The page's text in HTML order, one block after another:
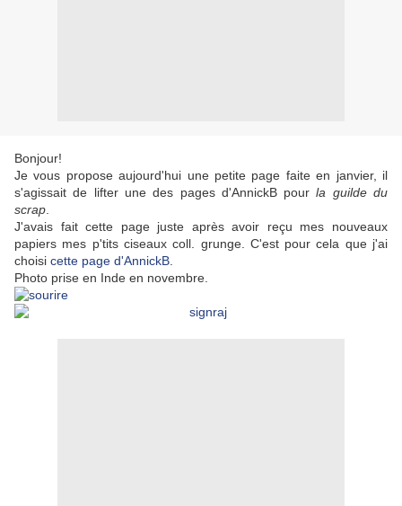
Bonjour!
Je vous propose aujourd'hui une petite page faite en janvier, il
s'agissait de lifter une des pages d'AnnickB pourla guilde du
scrap
J'avais fait cette page juste après avoir reçu mes nouveaux
papiers mes p'tits ciseaux coll. grunge. C'est pour cela que j'ai
choisi cette page d'AnnickB
Photo prise en Inde en novembre.